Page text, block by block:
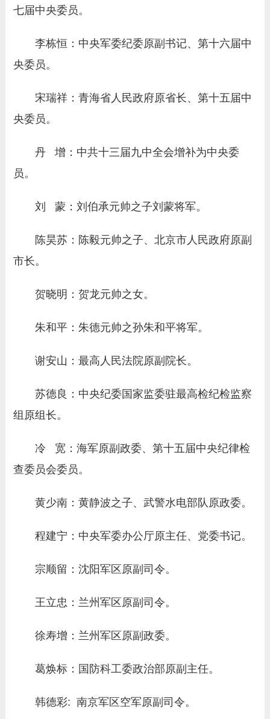
七届中央委员。
李栋恒：中央军委纪委原副书记、第十六届中
央委员。
宋瑞祥：青海省人民政府原省长、第十五届中
央委员。
丹 增：中共十三届九中全会增补为中央委
员。
刘 蒙：刘伯承元帅之子刘蒙将军。
陈昊苏：陈毅元帅之子、北京市人民政府原副
市长。
贺晓明：贺龙元帅之女。
朱和平：朱德元帅之孙朱和平将军。
谢安山：最高人民法院原副院长。
苏德良：中央纪委国家监委驻最高检纪检监察
组原组长。
冷 宽：海军原副政委、第十五届中央纪律检
查委员会委员。
黄少南：黄静波之子、武警水电部队原政委。
程建宁：中央军委办公厅原主任、党委书记。
宗顺留：沈阳军区原副司令。
王立忠：兰州军区原副司令。
徐寿增：兰州军区原副政委。
葛焕标：国防科工委政治部原副主任。
韩德彩: 南京军区空军原副司令。